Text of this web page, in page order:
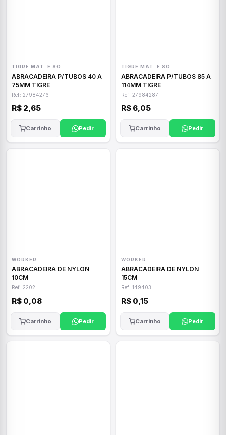
TIGRE MAT. E SO
ABRACADEIRA P/TUBOS 40 A
75MM TIGRE
Ref: 27984276
R$ 2,65
Carrinho Pedir
TIGRE MAT. E SO
ABRACADEIRA P/TUBOS 85 A
114MM TIGRE
Ref: 27984287
R$ 6,05
Carrinho Pedir
WORKER
ABRACADEIRA DE NYLON
10CM
Ref: 2202
R$ 0,08
Carrinho Pedir
WORKER
ABRACADEIRA DE NYLON
15CM
Ref: 149403
R$ 0,15
Carrinho Pedir